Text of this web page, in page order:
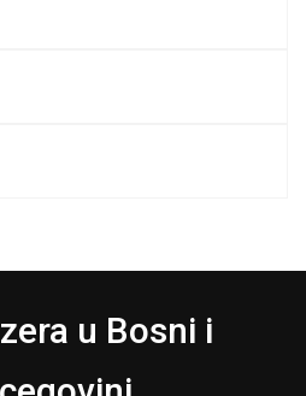
u Bosni i